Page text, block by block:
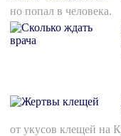
но попал в человека.
от укусов клещей на